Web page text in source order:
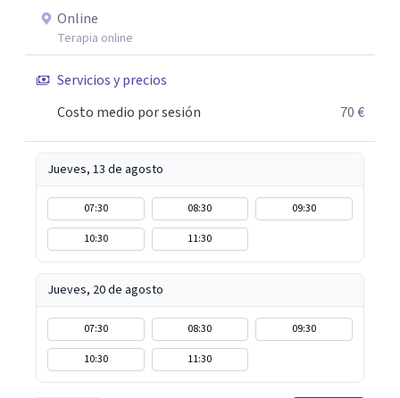
exigencias emocionales de la vida cotidiana y la necesidad
de cuidarse sin culpa. En sesión encontrarás un espacio
seguro donde sentirte escuchado/a, comprendido/a y
acompañado/a, a tu ritmo, con herramientas prácticas
que te ayuden a generar cambios reales y sostenibles en
Online
Terapia online
Servicios y precios
Costo medio por sesión
70 €
Jueves, 13 de agosto
07:30 08:30
09:30
10:30
11:30
Jueves, 20 de agosto
07:30 08:30
09:30
10:30
11:30